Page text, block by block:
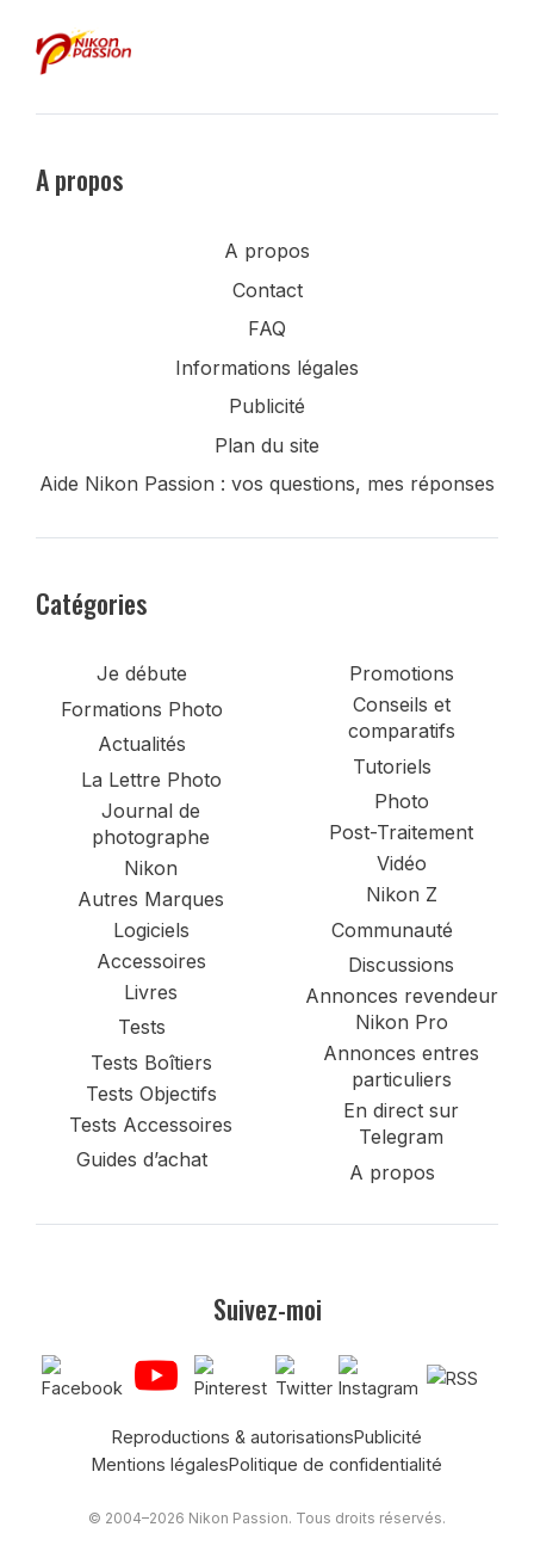
A propos
A propos
Contact
FAQ
Informations légales
Publicité
Plan du site
Aide Nikon Passion : vos questions, mes réponses
Catégories
Je débute
Formations Photo
Actualités
La Lettre Photo
Journal de
photographe
Nikon
Autres Marques
Logiciels
Accessoires
Livres
Tests
Tests Boîtiers
Tests Objectifs
Tests Accessoires
Guides d’achat
Promotions
Conseils et
comparatifs
Tutoriels
Photo
Post-Traitement
Vidéo
Nikon Z
Communauté
Discussions
Annonces revendeur
Nikon Pro
Annonces entres
particuliers
En direct sur
Telegram
A propos
Suivez-moi
Reproductions & autorisationsPublicité
Mentions légalesPolitique de confidentialité
© 2004–2026 Nikon Passion. Tous droits réservés.